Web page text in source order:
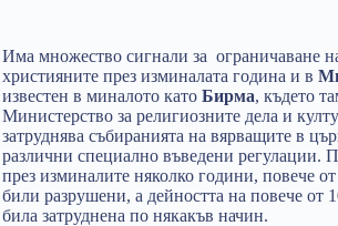
Има множество сигнали за ограничаване
християните през изминалата година и в
известен в миналото като Бирма, където
Министерство за религиозните дела и
затруднява събиранията на вярващите в
различни специално въведени регулации.
през изминалите няколко години, повече
били разрушени, а дейността на повече от
била затруднена по някакъв начин.